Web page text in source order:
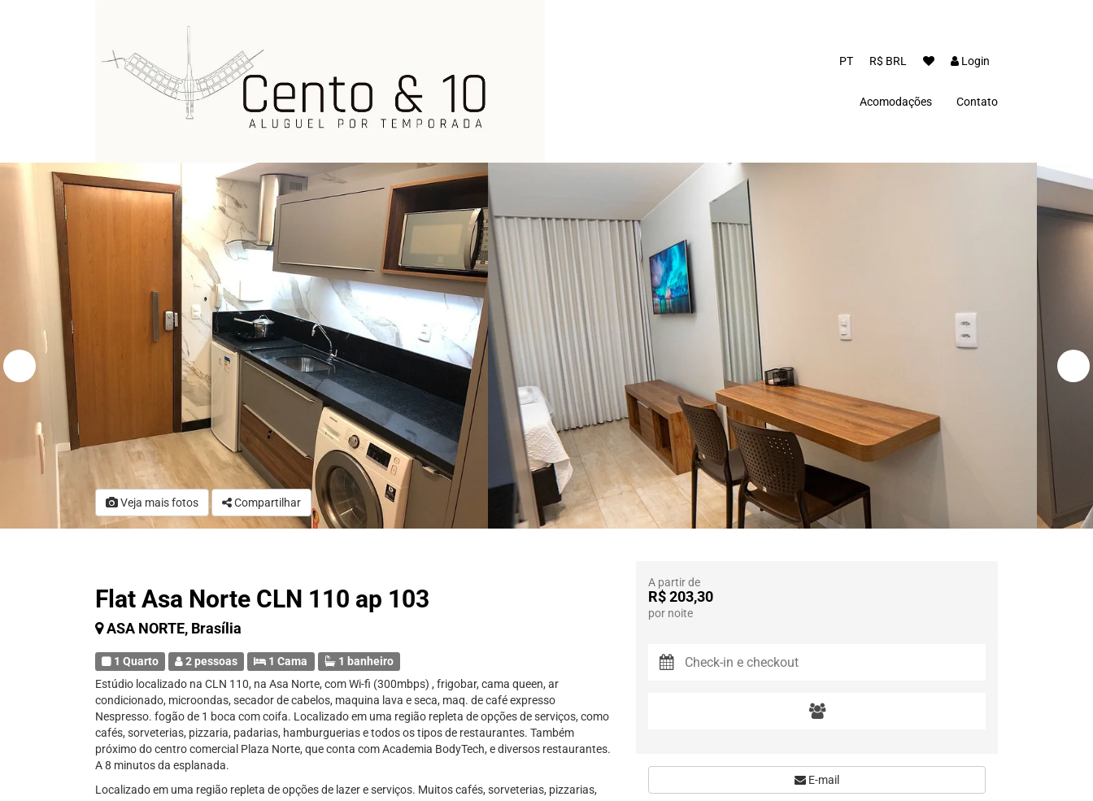
PT R$ BRL Login
Acomodações Contato
Veja mais fotos Compartilhar
Flat Asa Norte CLN 110 ap 103
ASA NORTE, Brasília
1 Quarto 2 pessoas 1 Cama
1 banheiro
Estúdio localizado na CLN 110, na Asa Norte, com Wi-fi (300mbps) , frigobar, cama queen, ar
condicionado, microondas, secador de cabelos, maquina lava e seca, maq. de café expresso
Nespresso. fogão de 1 boca com coifa. Localizado em uma região repleta de opções de serviços, como
cafés, sorveterias, pizzaria, padarias, hamburguerias e todos os tipos de restaurantes. Também
próximo do centro comercial Plaza Norte, que conta com Academia BodyTech, e diversos restaurantes.
A 8 minutos da esplanada.
Localizado em uma região repleta de opções de lazer e serviços. Muitos cafés, sorveterias, pizzarias,
A partir de
R$ 203,30
por noite
E-mail